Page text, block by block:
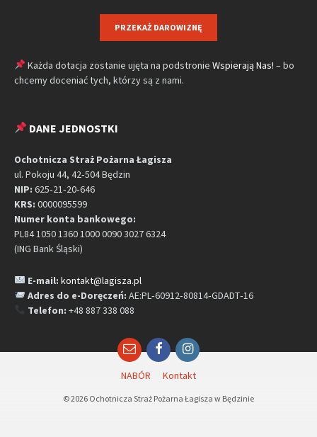
PRZEKAŻ DAROWIZNĘ
Każda dotacja zostanie ujęta na podstronie Wspierają Nas! – bo
chcemy doceniać tych, którzy są z nami.
DANE JEDNOSTKI
Ochotnicza Straż Pożarna Łagisza
ul. Pokoju 44, 42‑504 Będzin
NIP: 625‑21‑20‑646
KRS: 0000095599
Numer konta bankowego:
PL84 1050 1360 1000 0090 3027 6324
(ING Bank Śląski)
E-mail: kontakt@lagisza.pl
Adres do e-Doręczeń: AE:PL‑60912‑80814‑GDADT‑16
Telefon: +48 887 338 088
EmailFacebookInstagram
NABÓR Kontakt
© 2026 Ochotnicza Straż Pożarna Łagisza w Będzinie